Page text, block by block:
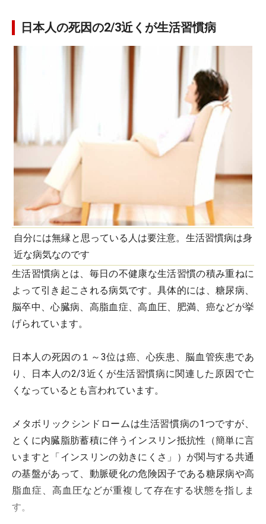
日本人の死因の2/3近くが生活習慣病
自分には無縁と思っている人は要注意。生活習慣病は身
近な病気なのです
生活習慣病とは、毎日の不健康な生活習慣の積み重ねに
よって引き起こされる病気です。具体的には、糖尿病、
脳卒中、心臓病、高脂血症、高血圧、肥満、癌などが挙
げられています。
日本人の死因の１～3位は癌、心疾患、脳血管疾患であ
り、日本人の2/3近くが生活習慣病に関連した原因で亡
くなっているとも言われています。
メタボリックシンドロームは生活習慣病の1つですが、
とくに内臓脂肪蓄積に伴うインスリン抵抗性（簡単に言
いますと「インスリンの効きにくさ」）が関与する共通
の基盤があって、動脈硬化の危険因子である糖尿病や高
脂血症、高血圧などが重複して存在する状態を指しま
す。